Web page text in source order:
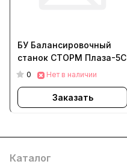
БУ Балансировочный
станок СТОРМ Плаза-5С
0 Нет в наличии
Заказать
Каталог